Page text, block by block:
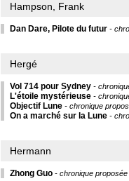
Hampson, Frank
Dan Dare, Pilote du futur -
Hergé
Vol 714 pour Sydney -
L'étoile mystérieuse -
Objectif Lune - chronique
On a marché sur la Lune -
Hermann
Zhong Guo - chronique